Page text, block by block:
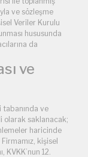
ve sözleşme
Veriler Kurulu
hususunda
da
ve
tabanında ve
olarak saklanacak;
haricinde
kişisel
KVKK’nun 12.